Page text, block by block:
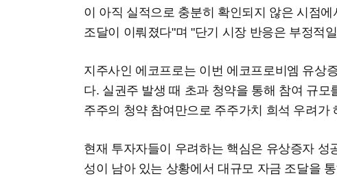
이 아직 실적으로 충분히 확인되지 않은 시점
조달이 이뤄졌다"며 "단기 시장 반응은 부정적
지주사인 에코프로는 이번 에코프로비엠 유상
다. 실권주 발생 때 초과 청약을 통해 참여 규모
주주의 청약 참여만으로 주주가치 희석 우려가
현재 투자자들이 우려하는 핵심은 유상증자 성
성이 남아 있는 상황에서 대규모 자금 조달을